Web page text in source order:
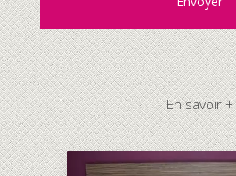
En savoir +